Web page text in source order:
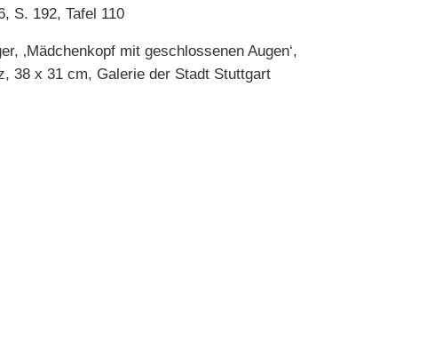
S. 192, Tafel 110
‚Mädchenkopf mit geschlossenen Augen‘,
38 x 31 cm, Galerie der Stadt Stuttgart